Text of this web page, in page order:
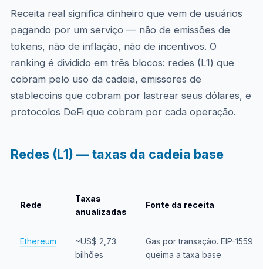
Receita real significa dinheiro que vem de usuários
pagando por um serviço — não de emissões de
tokens, não de inflação, não de incentivos. O
ranking é dividido em três blocos: redes (L1) que
cobram pelo uso da cadeia, emissores de
stablecoins que cobram por lastrear seus dólares, e
protocolos DeFi que cobram por cada operação.
Redes (L1) — taxas da cadeia base
Rede
Taxas
anualizadas
Fonte da receita
Ethereum
~US$ 2,73
bilhões
Gas por transação. EIP-1559
queima a taxa base